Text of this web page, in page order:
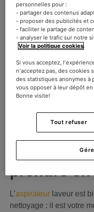
Le parquet en bois
chaleur incomparable à
parfois s’avérer difficile
plus adapté à ce type
n’apprécie ni
inadéquat pourrait
bois. Dans ce contexte,
parquet, tout en
quotidien ?
Les
prendre
L’aspirateur laveur est
nettoyage : il est votre
personnelles pour :
- partager des contenus
- proposer des publicités et
- faciliter le partage de
- analyser le trafic sur notre
Voir la politique cookies.
Si vous acceptez,
n'acceptez pas, des cookies
des statistiques anonymes à
vous opposer à leur dépôt
Bonne visite!
Tout refuser